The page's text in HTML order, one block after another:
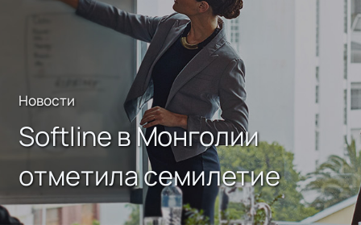
Новости
Softline в Монголии
отметила семилетие